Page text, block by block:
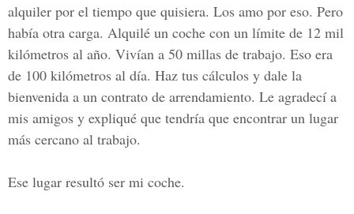
alquiler por el tiempo que quisiera. Los amo por eso. Pero
había otra carga. Alquilé un coche con un límite de 12 mil
kilómetros al año. Vivían a 50 millas de trabajo. Eso era
de 100 kilómetros al día. Haz tus cálculos y dale la
bienvenida a un contrato de arrendamiento. Le agradecí a
mis amigos y expliqué que tendría que encontrar un lugar
más cercano al trabajo.
Ese lugar resultó ser mi coche.